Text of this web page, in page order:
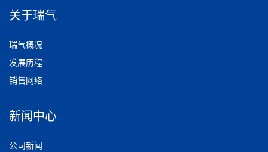
关于瑞气
瑞气概况
发展历程
销售网络
新闻中心
公司新闻